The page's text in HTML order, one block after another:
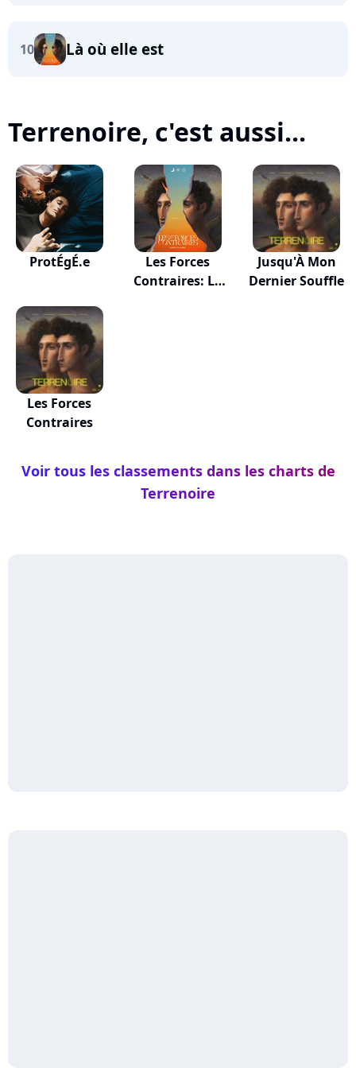
10 Là où elle est
Terrenoire, c'est aussi...
ProtÉgÉ.e
Les Forces
Contraires: La
Jusqu'À Mon
Dernier Souffle
Les Forces
Contraires
Voir tous les classements dans les charts de
Terrenoire